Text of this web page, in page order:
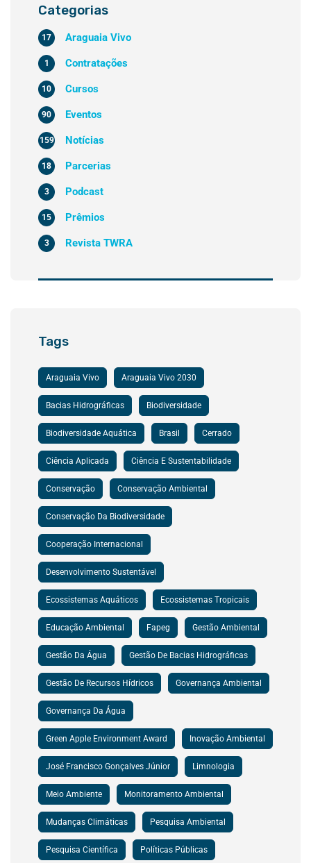
Categorias
Araguaia Vivo
17
Contratações
1
Cursos
10
Eventos
90
Notícias
159
Parcerias
18
Podcast
3
Prêmios
15
Revista TWRA
3
Tags
Araguaia Vivo Araguaia Vivo 2030
Bacias Hidrográficas Biodiversidade
Biodiversidade Aquática Brasil Cerrado
Ciência Aplicada Ciência E Sustentabilidade
Conservação Conservação Ambiental
Conservação Da Biodiversidade
Cooperação Internacional
Desenvolvimento Sustentável
Ecossistemas Aquáticos Ecossistemas Tropicais
Educação Ambiental Fapeg Gestão Ambiental
Gestão Da Água Gestão De Bacias Hidrográficas
Gestão De Recursos Hídricos Governança Ambiental
Governança Da Água
Green Apple Environment Award Inovação Ambiental
José Francisco Gonçalves Júnior Limnologia
Meio Ambiente Monitoramento Ambiental
Mudanças Climáticas Pesquisa Ambiental
Pesquisa Científica Políticas Públicas